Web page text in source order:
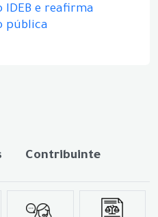
e reafirma
pública
Contribuinte